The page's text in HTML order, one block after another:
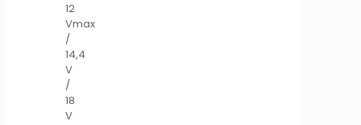
12
Vmax
/
14,4
V
/
18
V